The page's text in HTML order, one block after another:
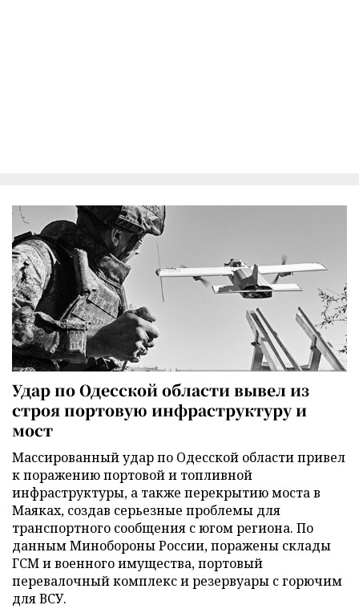
Удар по Одесской области вывел из
строя портовую инфраструктуру и
мост
Массированный удар по Одесской области привел
к поражению портовой и топливной
инфраструктуры, а также перекрытию моста в
Маяках, создав серьезные проблемы для
транспортного сообщения с югом региона. По
данным Минобороны России, поражены склады
ГСМ и военного имущества, портовый
перевалочный комплекс и резервуары с горючим
для ВСУ.